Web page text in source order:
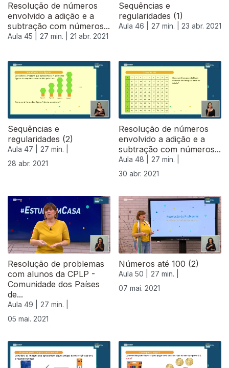
Resolução de números
envolvido a adição e a
subtração com números...
Aula 45 | 27 min. | 21 abr. 2021
Sequências e
regularidades (1)
Aula 46 | 27 min. | 23 abr. 2021
Sequências e
regularidades (2)
Aula 47 |
27 min. |
28 abr. 2021
Resolução de números
envolvido a adição e a
subtração com números...
Aula 48 |
27 min. |
30 abr. 2021
540623
Resolução de problemas
com alunos da CPLP -
Comunidade dos Países
de...
Aula 49 |
27 min. |
05 mai. 2021
Números até 100 (2)
Aula 50 |
27 min. |
07 mai. 2021